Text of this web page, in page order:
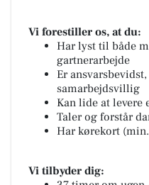
Vi forestiller os, at du:
Har lyst til både
gartnerarbejde
Er
samarbejdsvillig
Kan lide at levere
Taler og forstår
Har kørekort
Vi tilbyder dig: